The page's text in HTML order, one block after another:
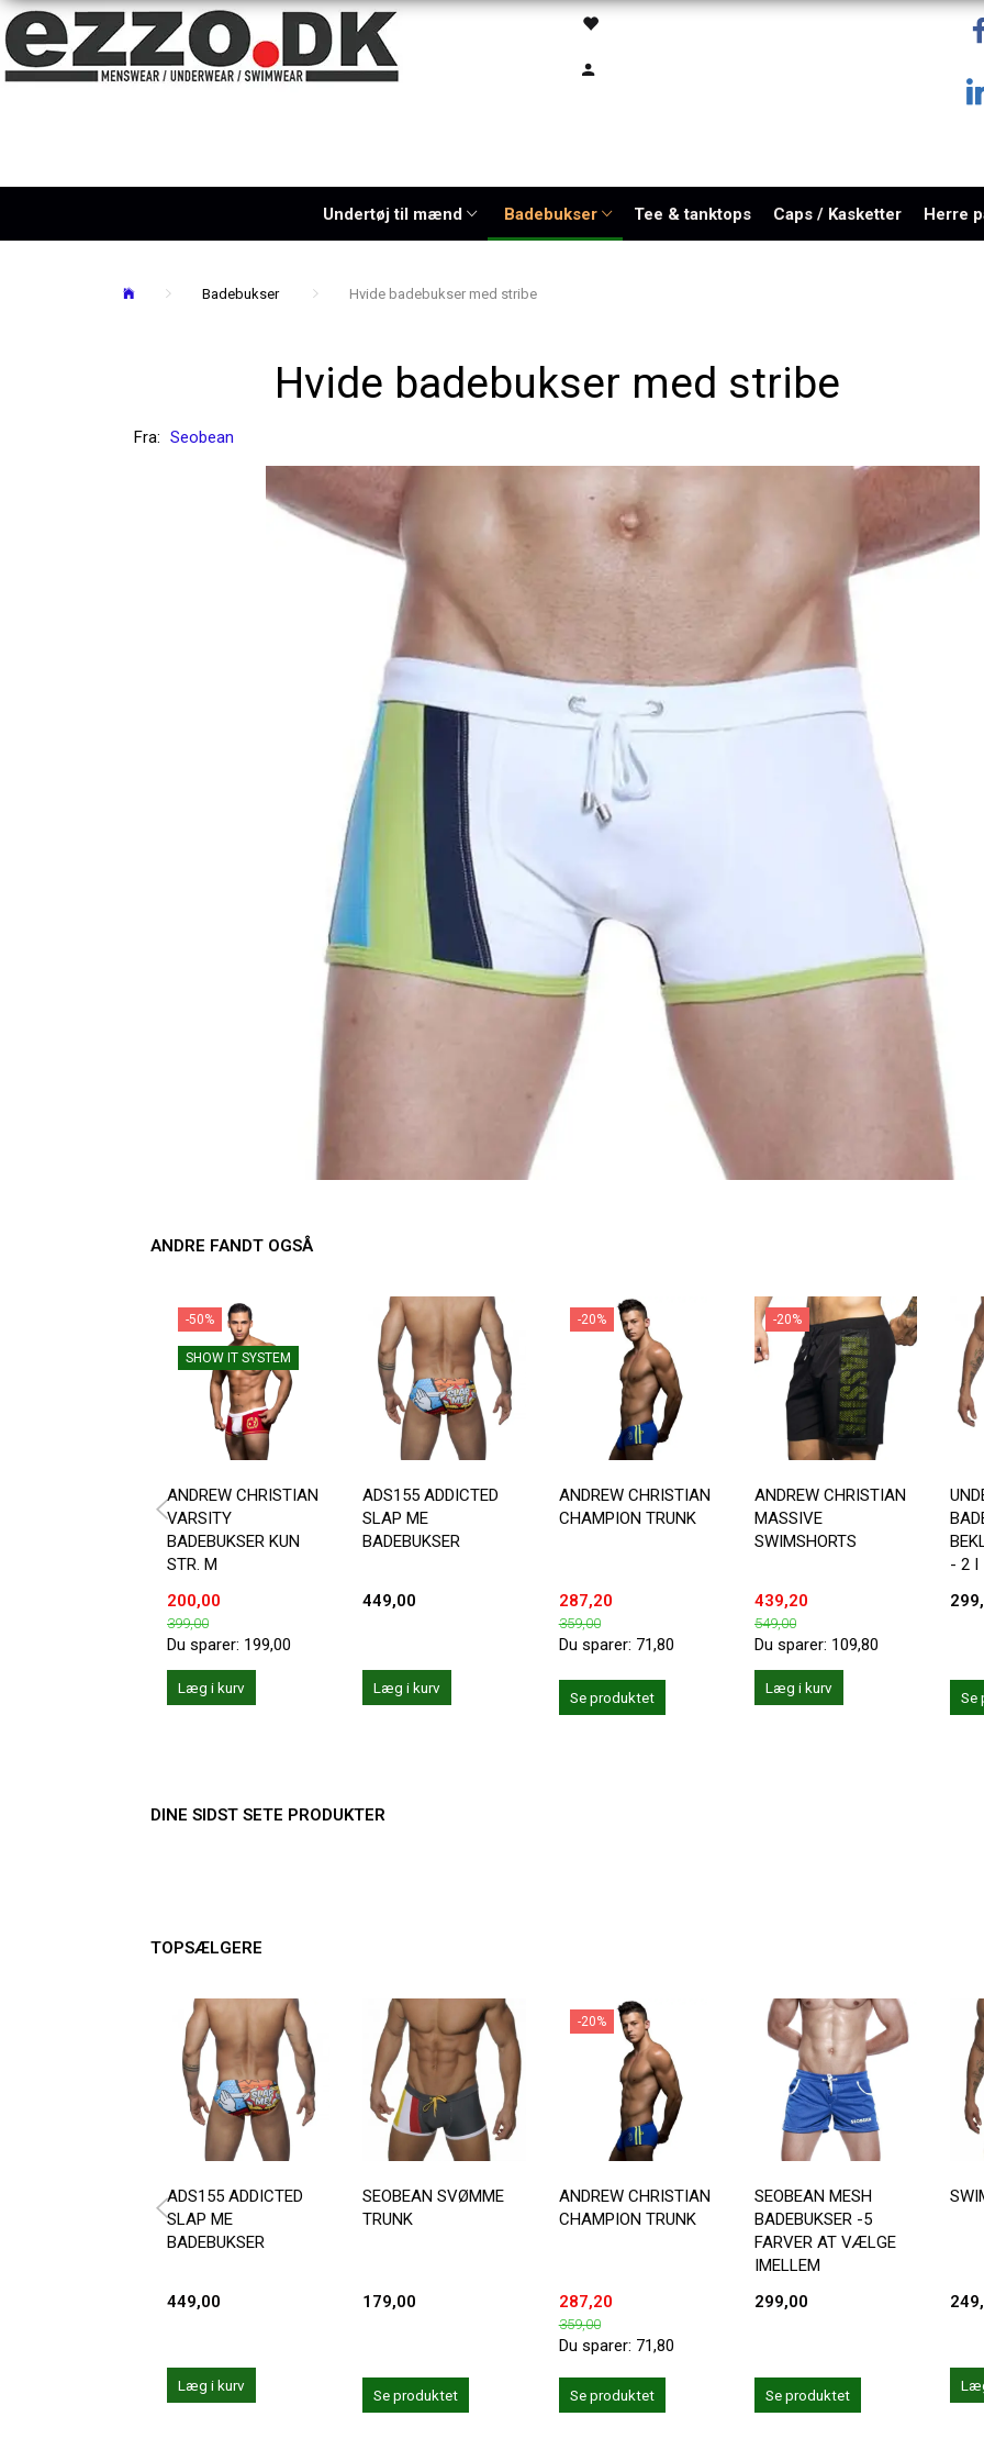
Undertøj til mænd Badebukser Tee & tanktops Caps / Kasketter Herre
Badebukser Hvide badebukser med stribe
Hvide badebukser med stribe
Fra: Seobean
ANDRE FANDT OGSÅ
-50%
SHOW IT SYSTEM
ANDREW CHRISTIAN
VARSITY
BADEBUKSER KUN
STR. M
200,00
399,00
Du sparer: 199,00
Læg i kurv
ADS155 ADDICTED
SLAP ME
BADEBUKSER
449,00
Læg i kurv
-20%
ANDREW CHRISTIAN
CHAMPION TRUNK
287,20
359,00
Du sparer: 71,80
Se produktet
-20%
ANDREW CHRISTIAN
MASSIVE
SWIMSHORTS
439,20
549,00
Du sparer: 109,80
Læg i kurv
- 2 I
Se
DINE SIDST SETE PRODUKTER
TOPSÆLGERE
ADS155 ADDICTED
SLAP ME
BADEBUKSER
449,00
Læg i kurv
SEOBEAN SVØMME
TRUNK
179,00
Se produktet
-20%
ANDREW CHRISTIAN
CHAMPION TRUNK
287,20
359,00
Du sparer: 71,80
Se produktet
SEOBEAN MESH
BADEBUKSER -5
FARVER AT VÆLGE
IMELLEM
299,00
Se produktet